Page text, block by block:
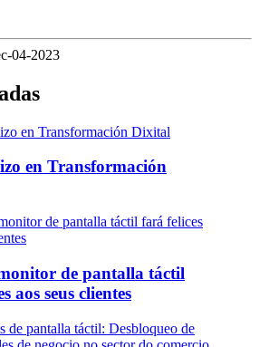
04-2023
en Transformación
de pantalla táctil
aos seus clientes